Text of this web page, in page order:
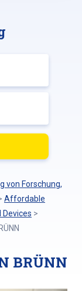
von Forschung,
Affordable
>
BRÜNN